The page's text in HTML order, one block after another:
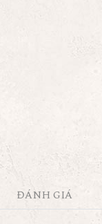
ĐÁNH GIÁ